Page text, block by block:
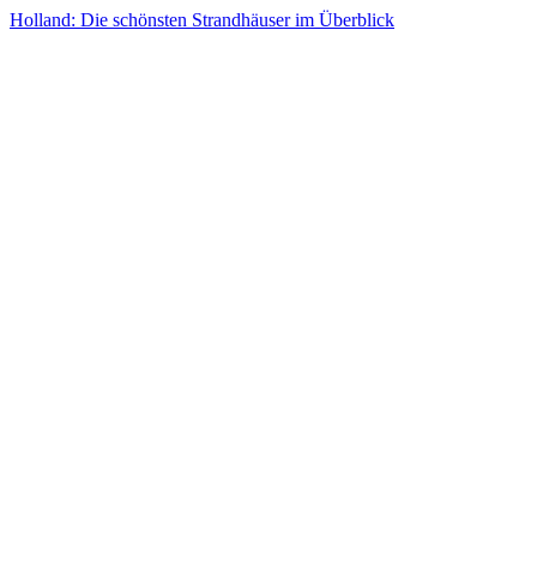
Holland: Die schönsten Strandhäuser im Überblick